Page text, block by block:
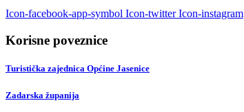
Icon-facebook-app-symbol Icon-twitter Icon-instagram
Korisne poveznice
Turistička zajednica Općine Jasenice
Zadarska županija